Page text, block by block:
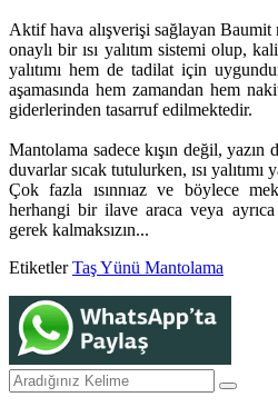
Aktif hava alışverişi sağlayan
onaylı bir ısı yalıtım sistemi olup,
yalıtımı hem de tadilat için
aşamasında hem zamandan hem
giderlerinden tasarruf edilmektedir.
Mantolama sadece kışın değil,
duvarlar sıcak tutulurken, ısı
Çok fazla ısınnıaz ve böylece
herhangi bir ilave araca veya
gerek kalmaksızın...
Etiketler Taş Yünü Mantolama